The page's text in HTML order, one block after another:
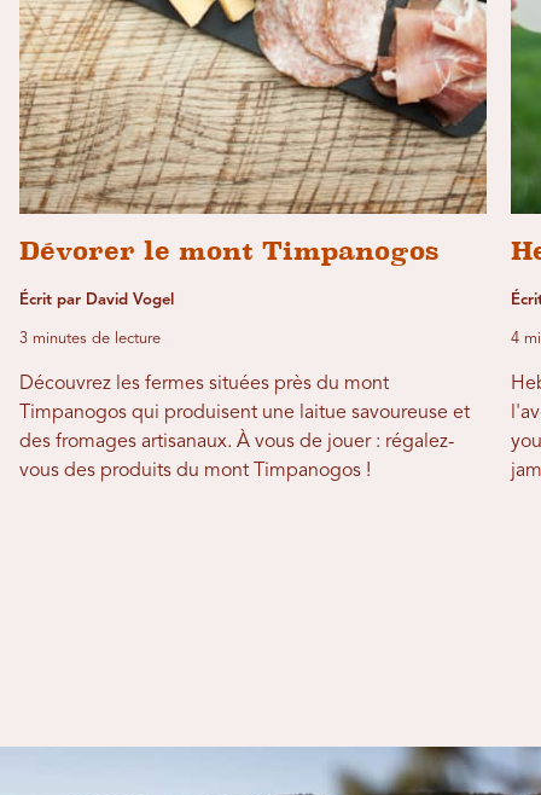
Dévorer le mont Timpanogos
Écrit par David Vogel
3 minutes de lecture
Découvrez les fermes situées près du mont
Timpanogos qui produisent une laitue savoureuse et
des fromages artisanaux. À vous de jouer : régalez-
vous des produits du mont Timpanogos !
4